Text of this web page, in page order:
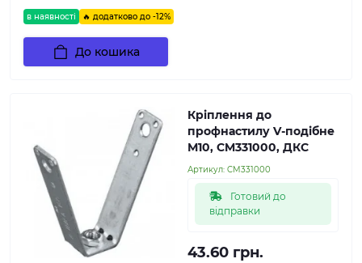
в наявності 🔥 додатково до -12%
До кошика
Кріплення до
профнастилу V-подібне
М10, CM331000, ДКС
Артикул: CM331000
Готовий до
відправки
43.60 грн.